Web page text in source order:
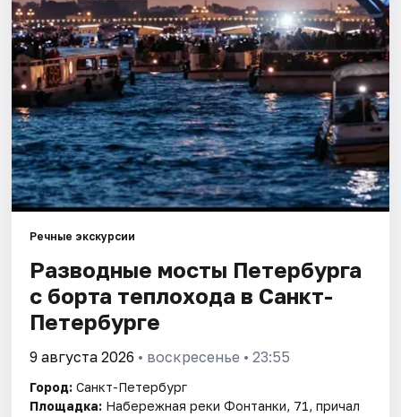
Артисты
Рейтинги
Речные экскурсии
Разводные мосты Петербурга
с борта теплохода в Санкт-
Петербурге
9 августа 2026 • воскресенье • 23:55
Город: Санкт-Петербург
Площадка: Набережная реки Фонтанки, 71, причал